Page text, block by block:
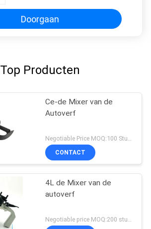
Verf
Doorgaan
Top Producten
Ce-de Mixer van de
Autoverf
CONTACT
4L de Mixer van de
autoverf